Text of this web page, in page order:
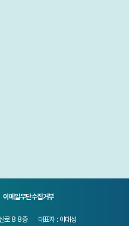
이메일무단수집거부
로 8 8층 대표자 : 이대성